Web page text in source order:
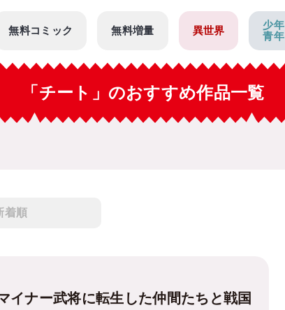
無料コミック 無料増量 異世界
少年
青年
「チート」のおすすめ作品一覧
着順
イナー武将に転生した仲間たちと戦国